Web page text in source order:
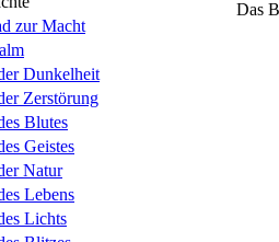
zur Macht
Dunkelheit
Zerstörung
Blutes
Geistes
Natur
Lebens
Lichts
Das